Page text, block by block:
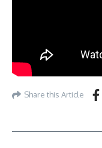
Share this Article